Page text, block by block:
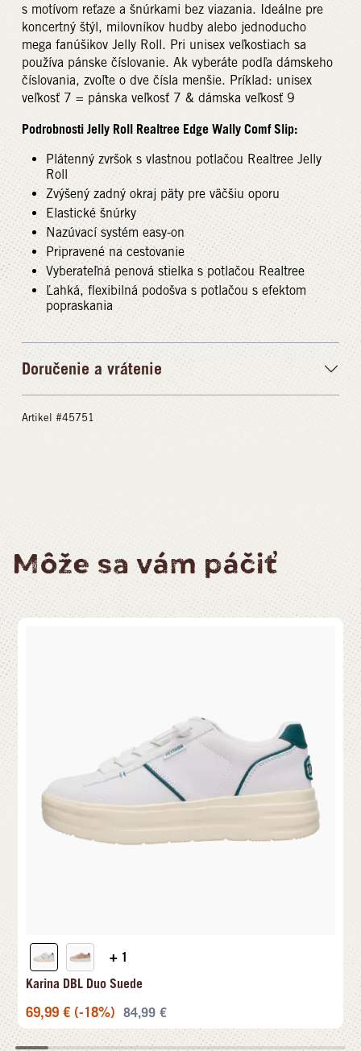
s motívom reťaze a šnúrkami bez viazania. Ideálne pre
koncertný štýl, milovníkov hudby alebo jednoducho
mega fanúšikov Jelly Roll. Pri unisex veľkostiach sa
používa pánske číslovanie. Ak vyberáte podľa dámskeho
číslovania, zvoľte o dve čísla menšie. Príklad: unisex
veľkosť 7 = pánska veľkosť 7 & dámska veľkosť 9
Podrobnosti Jelly Roll Realtree Edge Wally Comf Slip:
Plátenný zvršok s vlastnou potlačou Realtree Jelly
Roll
Zvýšený zadný okraj päty pre väčšiu oporu
Elastické šnúrky
Nazúvací systém easy-on
Pripravené na cestovanie
Vyberateľná penová stielka s potlačou Realtree
Ľahká, flexibilná podošva s potlačou s efektom
popraskania
Doručenie a vrátenie
Artikel #45751
Môže sa vám páčiť
+ 1
Karina DBL Duo Suede
69,99 € (-18%) 84,99 €